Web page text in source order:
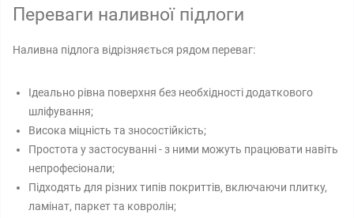
Переваги наливної підлоги
Наливна підлога відрізняється рядом переваг:
Ідеально рівна поверхня без необхідності додаткового
шліфування;
Висока міцність та зносостійкість;
Простота у застосуванні - з ними можуть працювати навіть
непрофесіонали;
Підходять для різних типів покриттів, включаючи плитку,
ламінат, паркет та ковролін;